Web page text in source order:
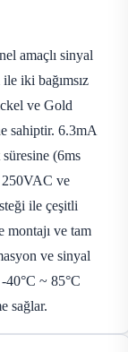
amaçlı sinyal
iki bağımsız
ve Gold
sahiptir. 6.3mA
(6ms
250VAC ve
ile çeşitli
montajı ve tam
ve sinyal
40°C ~ 85°C
sağlar.